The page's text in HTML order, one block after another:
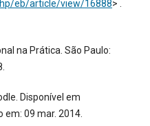
eb/article/view/16888> .
na Prática. São Paulo:
Disponível em
em: 09 mar. 2014.